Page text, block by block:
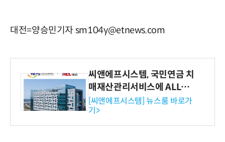
대전=양승민기자 sm104y@etnews.com
씨앤에프시스템, 국민연금 치
매재산관리서비스에 ALL# E
RP 공급
[씨앤에프시스템] 뉴스룸 바로가
기>